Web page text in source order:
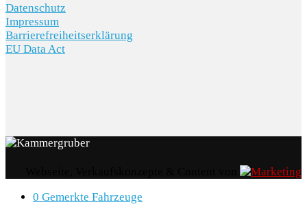
Datenschutz
Impressum
Barrierefreiheitserklärung
EU Data Act
0 Gemerkte Fahrzeuge